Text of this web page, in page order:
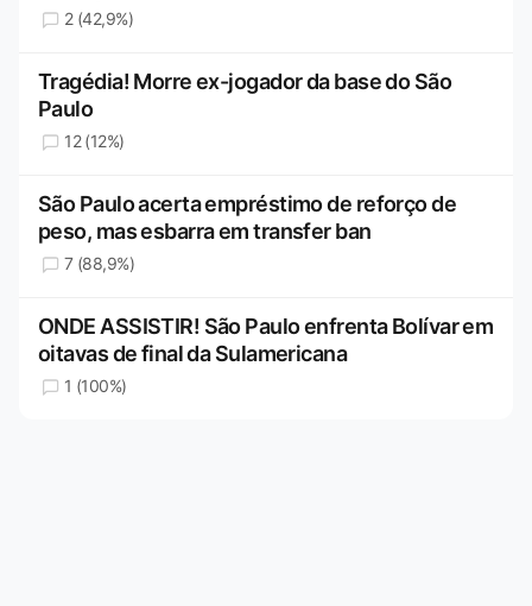
2 (42,9%)
Tragédia! Morre ex-jogador da base do São
Paulo
12 (12%)
São Paulo acerta empréstimo de reforço de
peso, mas esbarra em transfer ban
7 (88,9%)
ONDE ASSISTIR! São Paulo enfrenta Bolívar em
oitavas de final da Sulamericana
1 (100%)